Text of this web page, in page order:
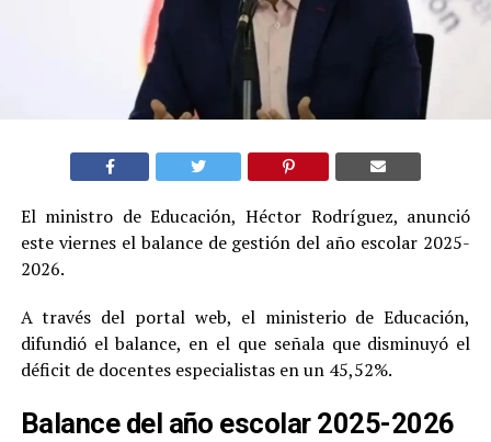
El ministro de Educación, Héctor Rodríguez, anunció
este viernes el balance de gestión del año escolar 2025-
2026.
A través del portal web, el ministerio de Educación,
difundió el balance, en el que señala que disminuyó el
déficit de docentes especialistas en un 45,52%.
Balance del año escolar 2025-2026